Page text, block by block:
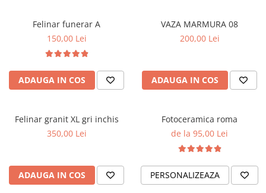
Felinar funerar A
150,00 Lei
ADAUGA IN COS
VAZA MARMURA 08
200,00 Lei
ADAUGA IN COS
Felinar granit XL gri inchis
350,00 Lei
ADAUGA IN COS
Fotoceramica roma
de la 95,00 Lei
PERSONALIZEAZA